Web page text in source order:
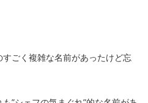
ごく複雑な名前があったけど忘